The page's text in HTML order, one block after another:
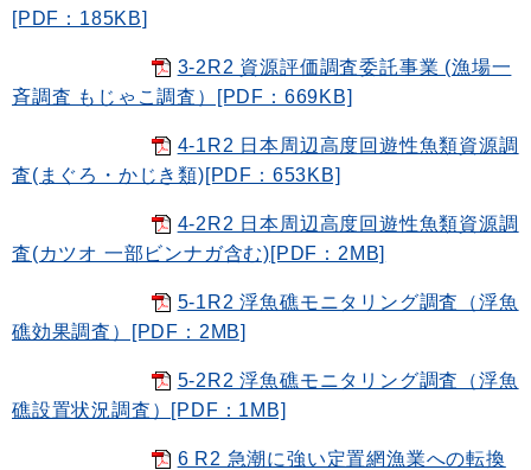
[PDF：185KB]
3-2R2 資源評価調査委託事業 (漁場一
斉調査 もじゃこ調査）[PDF：669KB]
4-1R2 日本周辺高度回遊性魚類資源調
査(まぐろ・かじき類)[PDF：653KB]
4-2R2 日本周辺高度回遊性魚類資源調
査(カツオ 一部ビンナガ含む)[PDF：2MB]
5-1R2 浮魚礁モニタリング調査（浮魚
礁効果調査）[PDF：2MB]
5-2R2 浮魚礁モニタリング調査（浮魚
礁設置状況調査）[PDF：1MB]
6 R2 急潮に強い定置網漁業への転換